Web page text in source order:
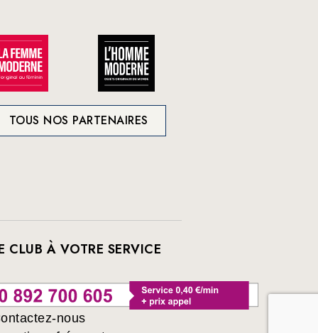
TOUS NOS PARTENAIRES
CLUB À VOTRE SERVICE
nous